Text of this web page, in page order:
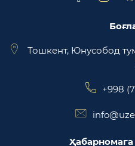
Тошкент, Юнусобод
+998